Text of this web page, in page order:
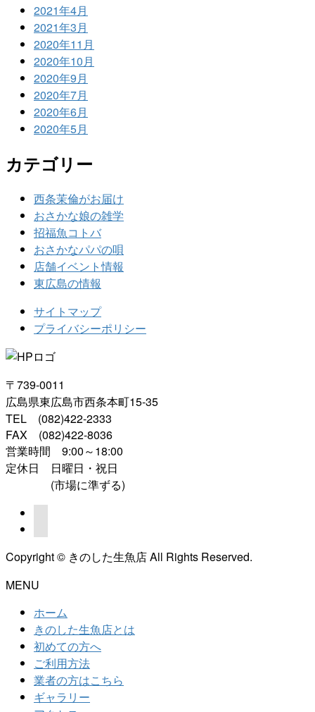
2021年4月
2021年3月
2020年11月
2020年10月
2020年9月
2020年7月
2020年6月
2020年5月
カテゴリー
西条茉倫がお届け
おさかな娘の雑学
招福魚コトバ
おさかなパパの唄
店舗イベント情報
東広島の情報
サイトマップ
プライバシーポリシー
〒739-0011
広島県東広島市西条本町15-35
TEL (082)422-2333
FAX (082)422-8036
営業時間 9:00～18:00
定休日 日曜日・祝日
(市場に準ずる)
Copyright © きのした生魚店 All Rights Reserved.
MENU
ホーム
きのした生魚店とは
初めての方へ
ご利用方法
業者の方はこちら
ギャラリー